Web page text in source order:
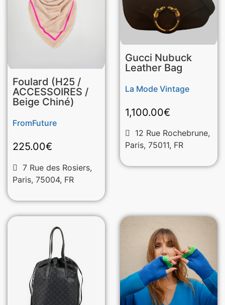
Foulard (H25 /
ACCESSOIRES /
Beige Chiné)
FromFuture
225.00€
7 Rue des Rosiers,
Paris, 75004, FR
Gucci Nubuck
Leather Bag
La Mode Vintage
1,100.00€
12 Rue Rochebrune,
Paris, 75011, FR